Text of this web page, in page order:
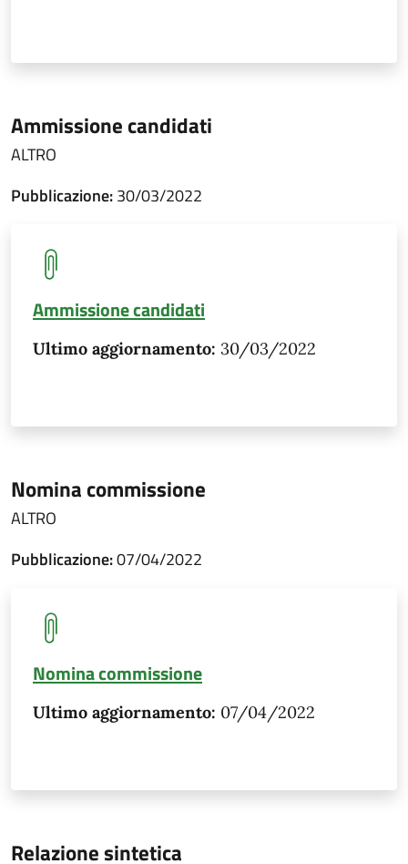
Ammissione candidati
ALTRO
Pubblicazione:30/03/2022
Ammissione candidati
Ultimo aggiornamento: 30/03/2022
Nomina commissione
ALTRO
Pubblicazione:07/04/2022
Nomina commissione
Ultimo aggiornamento: 07/04/2022
Relazione sintetica